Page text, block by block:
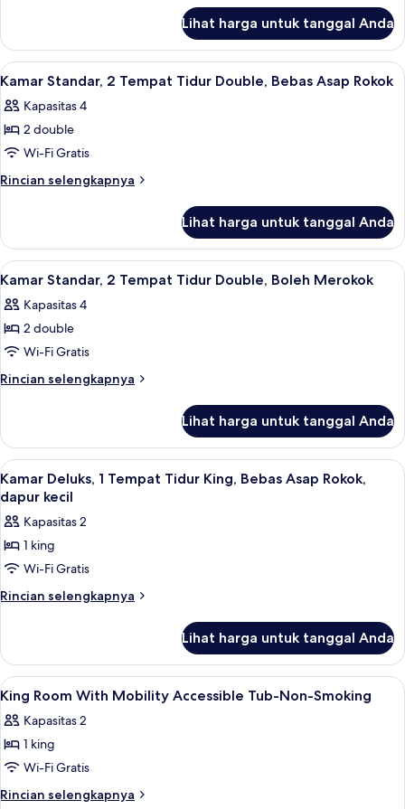
King,
akses
difabel,
Bebas
Asap
Rokok
Kamar
Standar,
1
Tidur
King,
difabel,
Bebas
Asap
Lihat harga untuk tanggal Anda
Lihat
semua
foto
untuk
Kamar
Standar,
Tidur
Double,
Bebas
Asap
Rokok
12
Kamar Standar, 2 Tempat Tidur Double, Bebas Asap Rokok
Kapasitas 4
2 double
Wi-Fi Gratis
Rincian selengkapnya
Rincian
Kamar
Standar,
2
Tidur
Double,
Asap
Rokok
Lihat harga untuk tanggal Anda
Lihat
semua
foto
untuk
Kamar
Standar,
Tidur
Double,
Boleh
Merokok
14
Kamar Standar, 2 Tempat Tidur Double, Boleh Merokok
Kapasitas 4
2 double
Wi-Fi Gratis
Rincian selengkapnya
Rincian
Kamar
Standar,
2
Tempat
Tidur
Double,
Boleh
Merokok
Lihat harga untuk tanggal Anda
Lihat
semua
foto
untuk
Kamar
Deluks,
1
King,
Bebas
Asap
Rokok,
dapur
kecil
10
Kamar Deluks, 1 Tempat Tidur King, Bebas Asap Rokok,
dapur kecil
Kapasitas 2
1 king
Wi-Fi Gratis
Rincian selengkapnya
Rincian
Kamar
Deluks,
1
Tempat
Tidur
King,
Asap
Rokok,
Lihat harga untuk tanggal Anda
Lihat
semua
foto
untuk
King
Room
3
King Room With Mobility Accessible Tub-Non-Smoking
Kapasitas 2
1 king
Wi-Fi Gratis
Rincian selengkapnya
Rincian